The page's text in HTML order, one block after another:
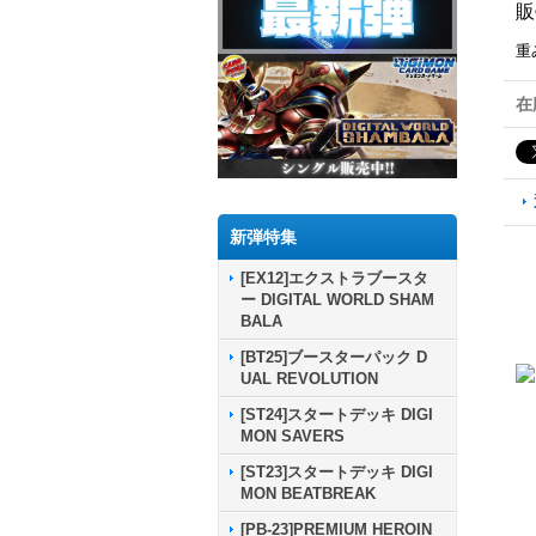
新弾特集
[EX12]エクストラブースタ
ー DIGITAL WORLD SHAM
BALA
[BT25]ブースターパック D
UAL REVOLUTION
[ST24]スタートデッキ DIGI
MON SAVERS
[ST23]スタートデッキ DIGI
MON BEATBREAK
[PB-23]PREMIUM HEROIN
重
在